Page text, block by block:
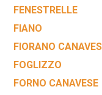
FENESTRELLE
FIANO
FIORANO
FOGLIZZO
FORNO CANAVESE